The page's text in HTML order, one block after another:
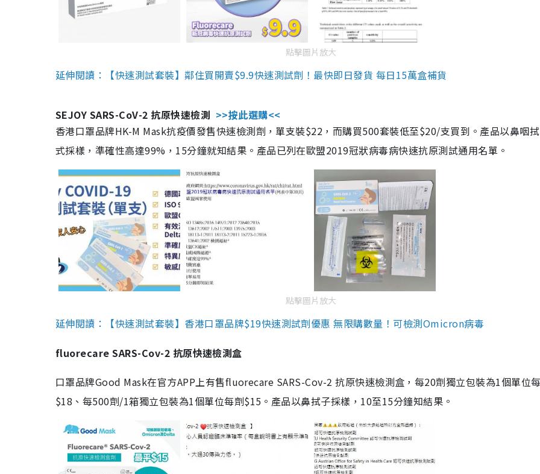
點擊圖片放大
延伸閱讀：【快速測試套裝】鄰住買開賣$9.9快速測試劑！最快即日發貨 每日15萬盒補貨
SEJOY SARS-CoV-2 抗原快速檢測 >>按此選購<<
香港口罩品牌HK-M Mask抗疫價發售快速檢測劑，單支裝$22，而購買500套裝低至$20/支買到。產品以鼻咽
式採樣，準確性高達99%，15分鐘就知結果。產品已列在歐盟2019冠狀病毒病快速抗原測試通用名單。
點擊圖片放大
延伸閱讀：【快速測試套裝】香港口罩品牌$19快速測試劑優惠 無限購數量！可檢測Omicron病毒
fluorecare SARS-Cov-2 抗原快速檢測盒
口罩品牌Good Mask在官方APP上有售fluorecare SARS-Cov-2 抗原快速檢測盒，每20劑獨立包裝為1個單位
$18、每500劑/1箱獨立包裝為1個單位每劑$15。產品以鼻拭子採樣，10至15分鐘知結果。